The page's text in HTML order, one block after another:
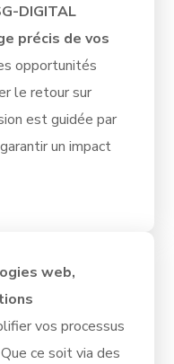
DIGITAL
précis de vos
opportunités
le retour sur
est guidée par
un impact
web,
vos processus
ce soit via des